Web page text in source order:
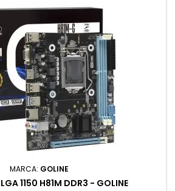
MARCA: GOLINE
1150 H81M DDR3 - GOLINE